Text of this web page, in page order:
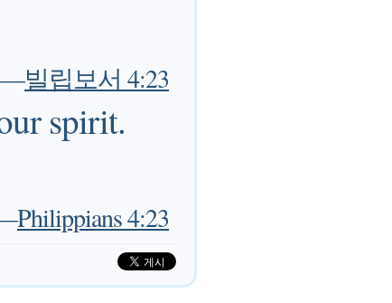
—빌립보서 4:23
spirit.
Philippians 4:23